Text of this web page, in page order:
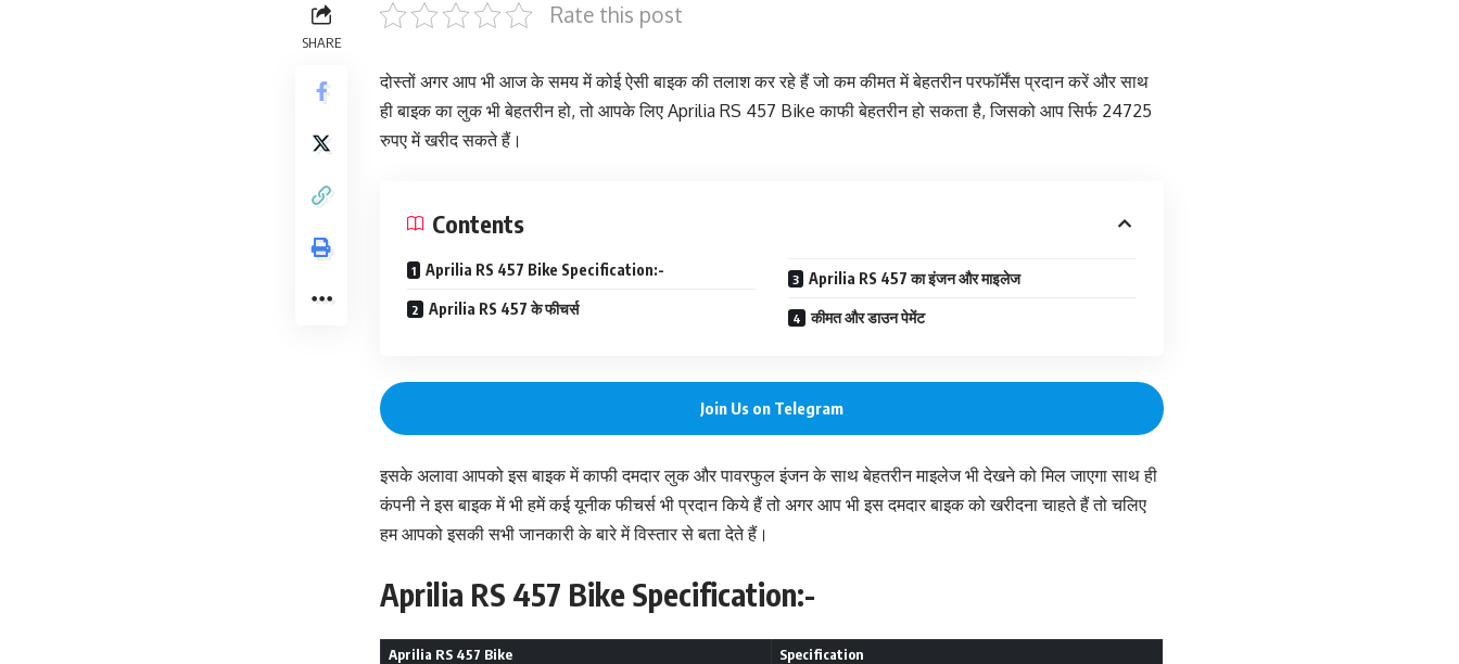
SHARE
Rate this post
दोस्तों अगर आप भी आज के समय में कोई ऐसी बाइक की तलाश कर रहे हैं जो कम कीमत में बेहतरीन परफॉर्मेंस प्रदान करें और साथ
ही बाइक का लुक भी बेहतरीन हो, तो आपके लिए Aprilia RS 457 Bike काफी बेहतरीन हो सकता है, जिसको आप सिर्फ 24725
रुपए में खरीद सकते हैं।
Contents
Aprilia RS 457 Bike Specification:-
Aprilia RS 457 के फीचर्स
Aprilia RS 457 का इंजन और माइलेज
कीमत और डाउन पेमेंट
Join Us on Telegram
इसके अलावा आपको इस बाइक में काफी दमदार लुक और पावरफुल इंजन के साथ बेहतरीन माइलेज भी देखने को मिल जाएगा साथ ही
कंपनी ने इस बाइक में भी हमें कई यूनीक फीचर्स भी प्रदान किये हैं तो अगर आप भी इस दमदार बाइक को खरीदना चाहते हैं तो चलिए
हम आपको इसकी सभी जानकारी के बारे में विस्तार से बता देते हैं।
Aprilia RS 457 Bike Specification:-
Aprilia RS 457 Bike Specification